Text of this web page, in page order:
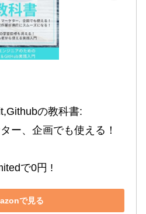
の教科書:
ー、企画でも使える！
で0円 !
で見る